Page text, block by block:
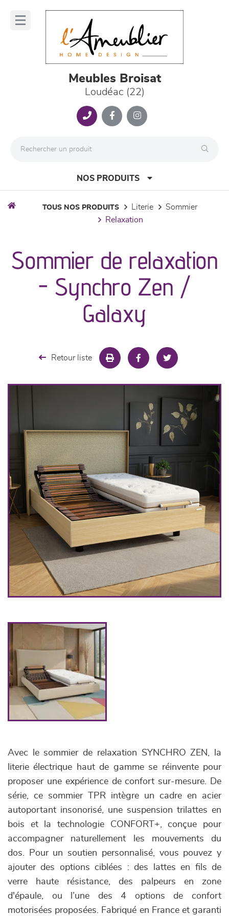
Meubles Broisat
Loudéac (22)
NOS PRODUITS
séjours
meubles de complément
chambres et dressing
TOUS NOS PRODUITS literie
sommier
relaxation
Sommier de relaxation
- Synchro Zen /
Galaxy
Retour liste
Avec le sommier de relaxation SYNCHRO ZEN, la
literie électrique haut de gamme se réinvente pour
proposer une expérience de confort sur-mesure. De
série, ce sommier TPR intègre un cadre en acier
autoportant insonorisé, une suspension trilattes en
bois et la technologie CONFORT+, conçue pour
accompagner naturellement les mouvements du
dos. Pour un soutien personnalisé, vous pouvez y
ajouter des options ciblées : des lattes en fils de
verre haute résistance, des palpeurs en zone
d'épaule, ou l’une des 4 options de confort
motorisées proposées. Fabriqué en France et garanti